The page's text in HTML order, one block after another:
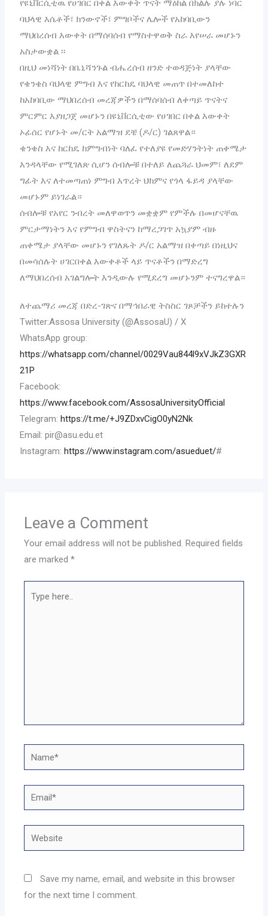
የዩኒቨርሲቲዉ የሀገበር በቀል እውቀት ጥናት ማዕከል በክልሉ ያሉ ነባር
ባህላዊ እሴቶች፣ ክንውኖች፣ ምግቦችና ሌሎች የአከባቢውን
ማህበረሰብ እውቀት በማሰባሰብ የማስተዋወቅ ስራ እየሠራ መሆኑን
አስታውቋል ፡፡
በዚህ መነሻነት በቤኒሻንጉል ብሔረሰብ ዘንድ ተወዳጅነት ያላቸው
የቄንቄስ ባህላዊ ምግብ እና የከርከዴ ባህላዊ መጠጥ በተመለከተ
ከአከባቢው ማህበረሰብ መረጃዎችን በማሰባሰብ ለቀጣይ ጥናትና
ምርምር እያዘጋጀ መሆኑን በዩኒቨርሲቲው የሀገበር በቀል እውቀት
ኦፊሰር የሆኑት መ/ርት አልማዝ ደቼ (ዶ/ር) ገልጸዋል።
ቄንቄስ እና ከርከዴ ከምግብነት ባለፈ የተለያዩ የመድሃንትነት ጠቀሜታ
እንዳላቸው የሚገለጽ ሲሆን ሰብሎቹ በተለይ ለጨጓራ ህመም፣ ለደም
ግፊት እና ለተመጣጠነ ምግብ እጥረት ህክምና የጎላ ፋይዳ ያላቸው
መሆኑም ይነገራል።
ሰብሎቹ የአየር ንብረት መለዋወጥን መቋቋም የምችሉ በመሆናቸዉ
ምርታማነትን እና የምግብ ዋስትናን ከማረጋገጥ አኳያም ብዙ
ጠቀሜታ ያላቸው መሆኑን የገለጹት ዶ/ር አልማዝ በቀጣይ በነዚህና
በመሳሰሉት ሀገርበቀል እውቀቶች ላይ ጥናቶችን በማድረግ
ለማህበረሰብ አገልግሎት እንዲውሉ የሚደረግ መሆኑንም ተናግረዋል።
ለተጨማሪ መረጃ በድረ-ገጽና በማኅበራዊ ትስስር ገጾቻችን ይከተሉን
Twitter:Assosa University (@AssosaU) / X
WhatsApp group:
https://whatsapp.com/channel/0029Vau844l9xVJkZ3GXR
21P
Facebook:
https://www.facebook.com/AssosaUniversityOfficial
Telegram:https://t.me/+J9ZDxvCigO0yN2Nk
Email: pir@asu.edu.et
Instagram:https://www.instagram.com/asueduet/#
Leave a Comment
Your email address will not be published. Required fields
are marked*
here..
Name*
Email*
Website
Save my name, email, and website in this browser
for the next time I comment.